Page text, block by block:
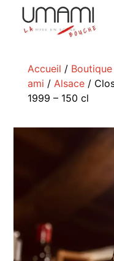
Accueil / Boutique
ami / Alsace/ Clos
1999 – 150 cl